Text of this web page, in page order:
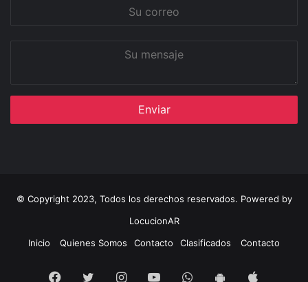
© Copyright 2023, Todos los derechos reservados. Powered by
LocucionAR
Inicio
Quienes Somos Contacto Clasificados Contacto
Facebook
TwitterInstagramYoutubeWhatsapp